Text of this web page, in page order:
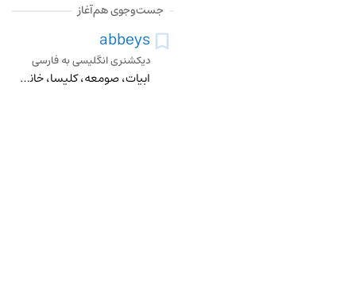
جست‌وجوی هم‌آغاز
abbeys
دیکشنری انگلیسی به فارسی
ابیات، صومعه، کلیسا، خانقاه، دیر، نامکلیسای وست مینستر